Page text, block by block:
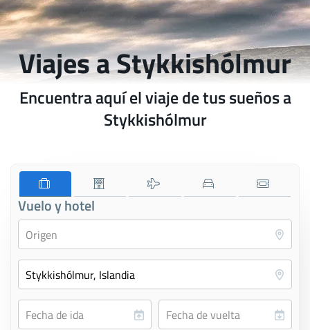
Viajes a Stykkishólmur
Encuentra aquí el viaje de tus sueños a
Stykkishólmur
Vuelo y hotel